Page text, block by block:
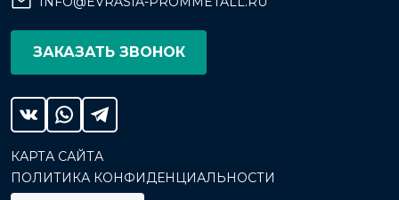
ЗАКАЗАТЬ ЗВОНОК
КАРТА САЙТА
ПОЛИТИКА КОНФИДЕНЦИАЛЬНОСТИ